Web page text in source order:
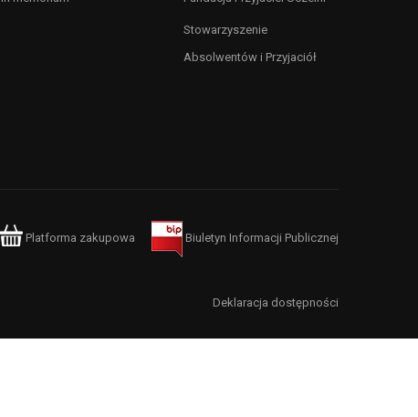
Stowarzyszenie
Absolwentów i Przyjaciół
Platforma zakupowa Biuletyn Informacji Publicznej
Deklaracja dostępności